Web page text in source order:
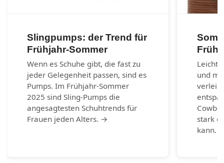
Slingpumps: der Trend für
Frühjahr-Sommer
Wenn es Schuhe gibt, die fast zu
jeder Gelegenheit passen, sind es
Pumps. Im Frühjahr-Sommer
2025 sind Sling-Pumps die
angesagtesten Schuhtrends für
Frauen jeden Alters. →
und
stark
kann.